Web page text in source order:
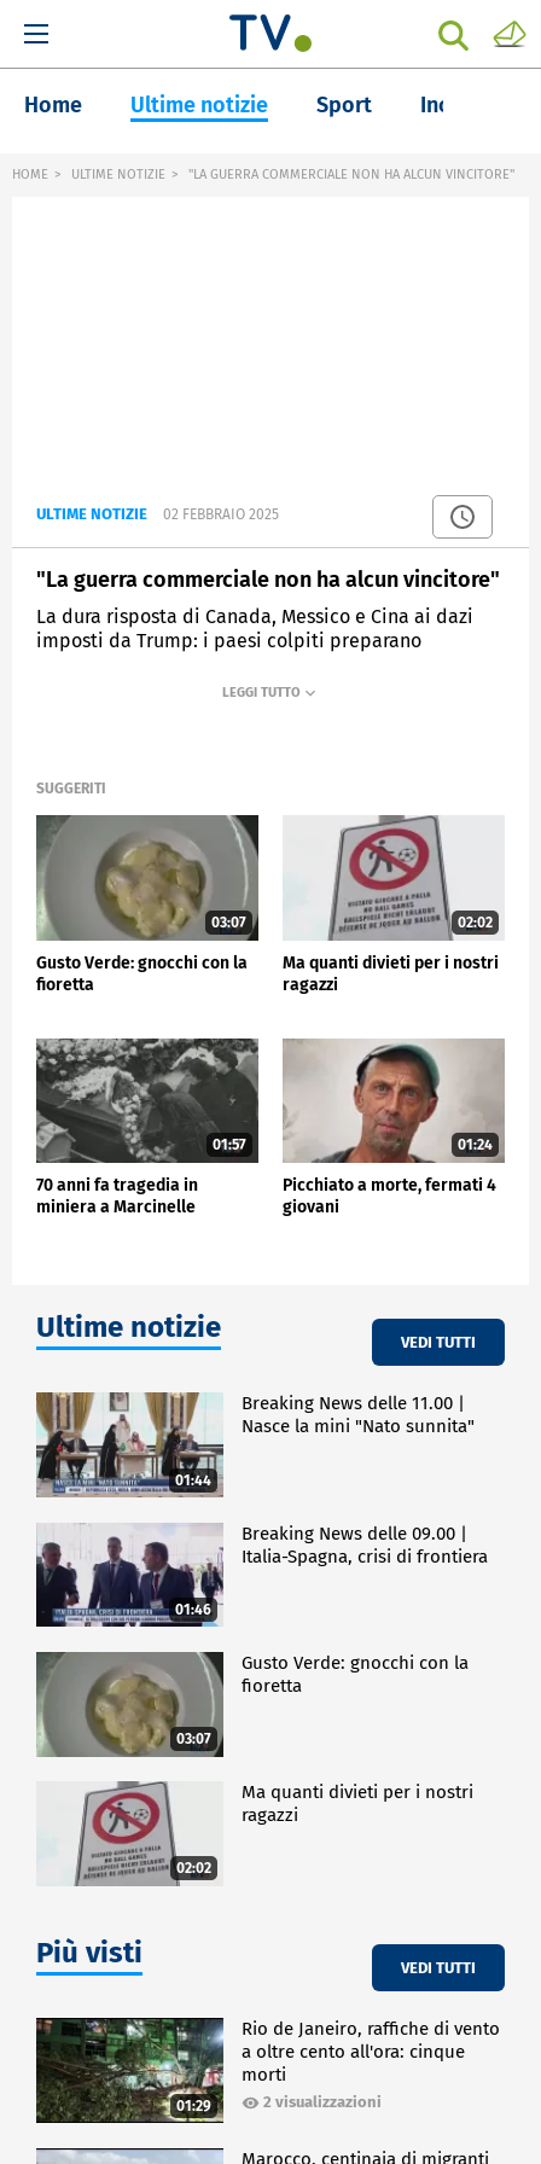
Home Ultime notizie Sport Inchieste
HOME ULTIME NOTIZIE "LA GUERRA COMMERCIALE NON HA ALCUN VINCITORE"
ULTIME NOTIZIE 02 FEBBRAIO 2025
"La guerra commerciale non ha alcun vincitore"
La dura risposta di Canada, Messico e Cina ai dazi
imposti da Trump: i paesi colpiti preparano
SUGGERITI
03:07
Gusto Verde: gnocchi con la
fioretta
02:02
Ma quanti divieti per i nostri
ragazzi
01:57
70 anni fa tragedia in
miniera a Marcinelle
01:24
Picchiato a morte, fermati 4
giovani
Ultime notizie VEDI TUTTI
01:44
Breaking News delle 11.00 |
Nasce la mini "Nato sunnita"
01:46
Breaking News delle 09.00 |
Italia-Spagna, crisi di frontiera
03:07
Gusto Verde: gnocchi con la
fioretta
02:02
Ma quanti divieti per i nostri
ragazzi
Più visti VEDI TUTTI
01:29
Rio de Janeiro, raffiche di vento
a oltre cento all'ora: cinque
morti
2 visualizzazioni
Marocco, centinaia di migranti